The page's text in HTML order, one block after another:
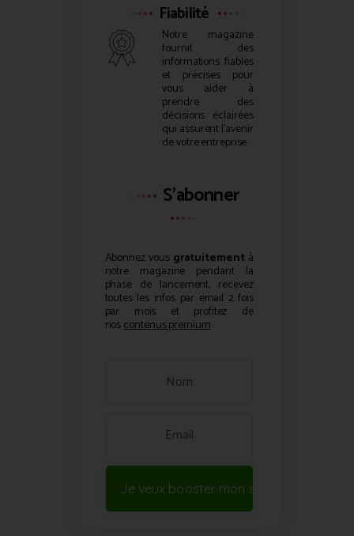
Fiabilité
Notre magazine
fournit des
informations fiables
et précises pour
vous aider à
prendre des
décisions éclairées
qui assurent l’avenir
de votre entreprise.
S'abonner
Abonnez vous gratuitementà
notre magazine pendant la
phase de lancement, recevez
toutes les infos par email 2 fois
par mois et profitez de
noscontenus premium.
Je veux booster mon site !